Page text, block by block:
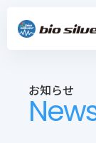
製品紹
技術紹
お知らせ